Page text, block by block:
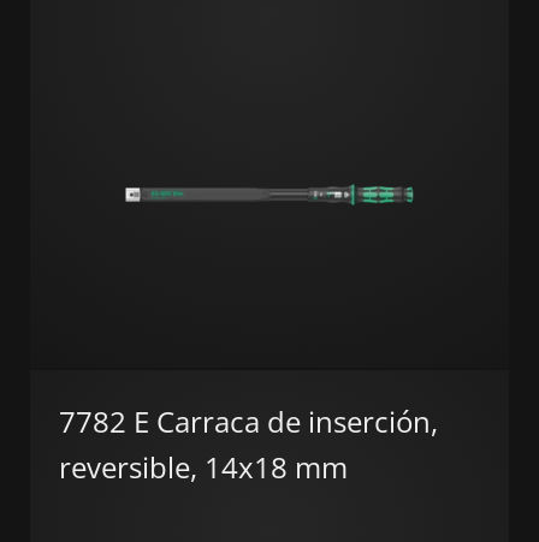
7782 E Carraca de inserción,
reversible, 14x18 mm